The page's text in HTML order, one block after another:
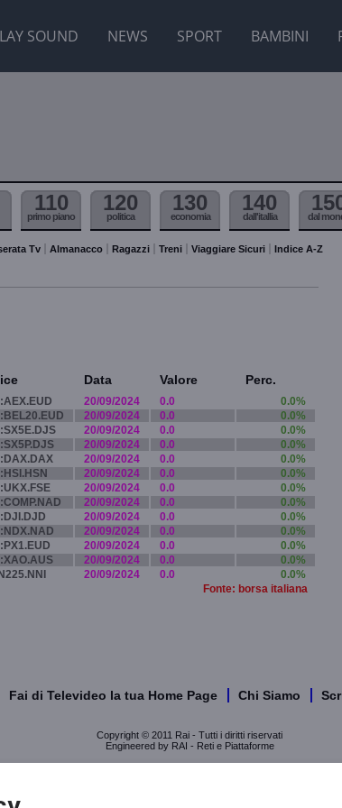
SOUND NEWS SPORT BAMBINI
110
primo piano
120
politica
130
economia
140
dall'itallia dal
Tv Almanacco Ragazzi Treni Viaggiare Sicuri Indice A-Z
Data Valore Perc.
20/09/2024 0.0
0.0%
20/09/2024 0.0
0.0%
20/09/2024 0.0
0.0%
20/09/2024 0.0
0.0%
20/09/2024 0.0
0.0%
20/09/2024 0.0
0.0%
20/09/2024 0.0
0.0%
20/09/2024 0.0
0.0%
20/09/2024 0.0
0.0%
20/09/2024 0.0
0.0%
20/09/2024 0.0
0.0%
20/09/2024 0.0
0.0%
20/09/2024 0.0
0.0%
Fonte: borsa italiana
Fai di Televideo la tua Home Page Chi Siamo
Copyright © 2011 Rai - Tutti i diritti riservati
Engineered by RAI - Reti e Piattaforme